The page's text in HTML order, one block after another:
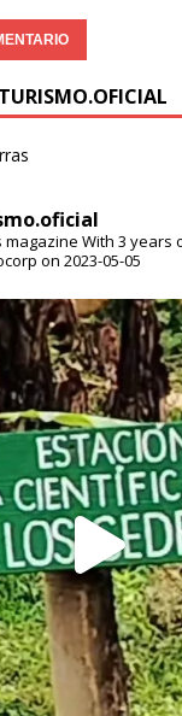
magazine With 3 years
on 2023-05-05